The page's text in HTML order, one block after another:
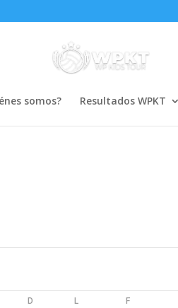
somos? Resultados WPKT
D L F